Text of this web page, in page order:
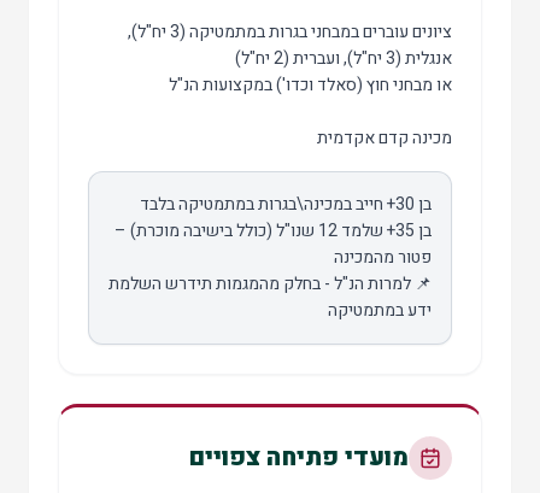
ציונים עוברים במבחני בגרות במתמטיקה (3 יח"ל),
אנגלית (3 יח"ל), ועברית (2 יח"ל)
או מבחני חוץ (סאלד וכדו') במקצועות הנ"ל
מכינה קדם אקדמית
בן 35+ שלמד 12 שנו"ל (כולל בישיבה מוכרת) –
📌 למרות הנ"ל - בחלק מהמגמות תידרש השלמת
ידע במתמטיקה
מועדי פתיחה צפויים